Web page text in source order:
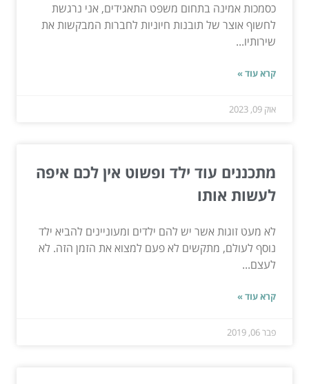
כסמכות אמינה בתחום משפט התאגידים, אני נרגשת
לחשוף אוצר של תובנות חיוניות לחברות המבקשות את
שירותיו...
קרא עוד »
אוק 09, 2023
מתכננים עוד ילד ופשוט אין לכם איפה
לעשות אותו
לא מעט זוגות אשר יש להם ילדים ומעוניינים להביא ילד
נוסף לעולם, מתקשים לא פעם למצוא את הזמן הזה. לא
לעצם...
קרא עוד »
פבר 06, 2019